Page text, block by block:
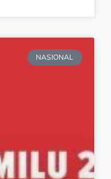
NASIONAL